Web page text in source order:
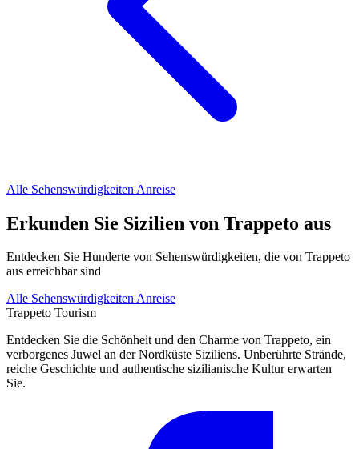
Alle Sehenswürdigkeiten Anreise
Erkunden Sie Sizilien von Trappeto aus
Entdecken Sie Hunderte von Sehenswürdigkeiten, die von Trappeto
aus erreichbar sind
Alle SehenswürdigkeitenAnreise
Trappeto Tourism
Entdecken Sie die Schönheit und den Charme von Trappeto, ein
verborgenes Juwel an der Nordküste Siziliens. Unberührte Strände,
reiche Geschichte und authentische sizilianische Kultur erwarten
Sie.